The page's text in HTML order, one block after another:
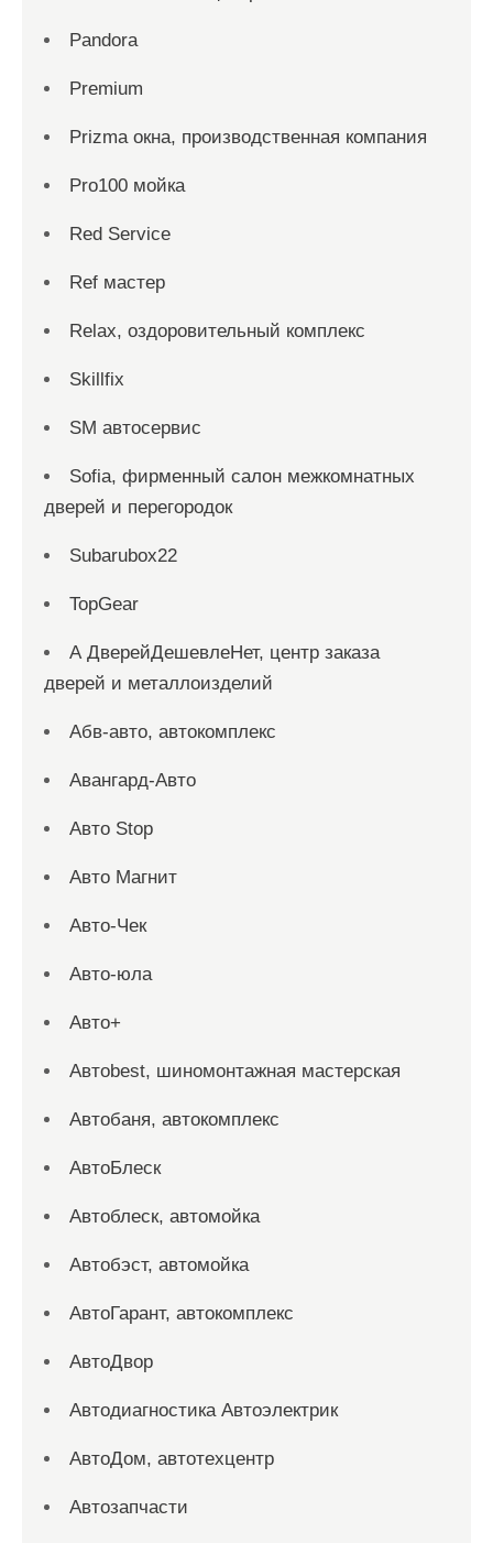
Pandora
Premium
Prizma окна, производственная компания
Pro100 мойка
Red Service
Ref мастер
Relax, оздоровительный комплекс
Skillfix
SM автосервис
Sofia, фирменный салон межкомнатных
дверей и перегородок
Subarubox22
TopGear
А ДверейДешевлеНет, центр заказа
дверей и металлоизделий
Абв-авто, автокомплекс
Авангард-Авто
Авто Stop
Авто Магнит
Авто-Чек
Авто-юла
Авто+
Автоbest, шиномонтажная мастерская
Автобаня, автокомплекс
АвтоБлеск
Автоблеск, автомойка
Автобэст, автомойка
АвтоГарант, автокомплекс
АвтоДвор
Автодиагностика Автоэлектрик
АвтоДом, автотехцентр
Автозапчасти